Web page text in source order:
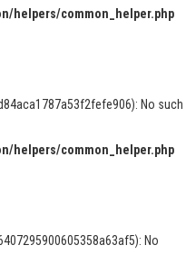
helpers/common_helper.php
No such
helpers/common_helper.php
No